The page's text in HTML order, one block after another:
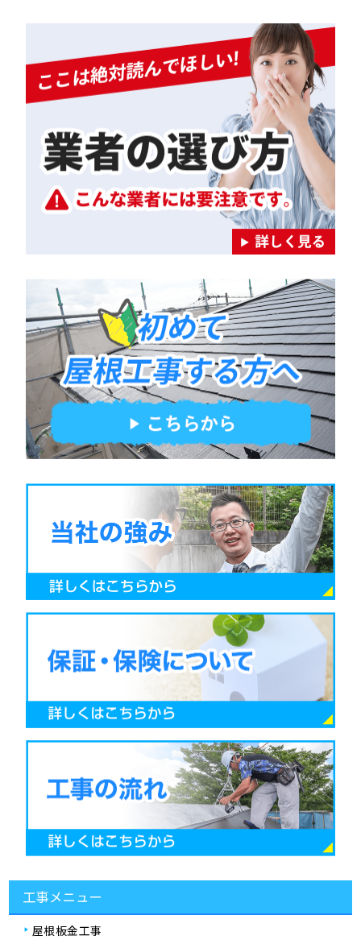
工事メニュー
屋根板金工事